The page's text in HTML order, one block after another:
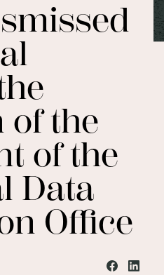
of the
of the
Data
Office